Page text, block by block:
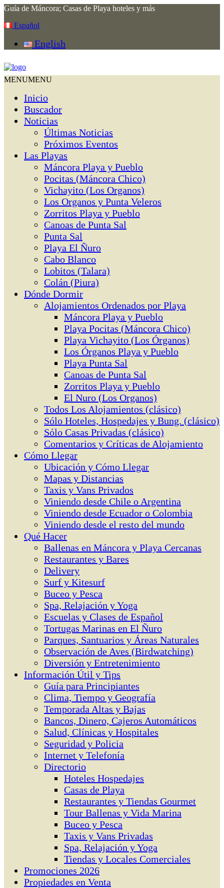
Guía de Máncora; Casas de Playa hoteles y más
Español
English
MENUMENU
Inicio
Buscador
Noticias
Últimas Noticias
Próximos Eventos
Las Playas
Máncora Playa y Pueblo
Pocitas (Máncora Chico)
Vichayito (Los Organos)
Los Organos y Punta Veleros
Zorritos Playa y Pueblo
Canoas de Punta Sal
Punta Sal
Playa El Ñuro
Cabo Blanco
Lobitos (Talara)
Colán (Piura)
Dónde Dormir
Alojamientos Ordenados por Playa
Máncora Playa y Pueblo
Playa Pocitas (Máncora Chico)
Playa Vichayito (Los Órganos)
Los Órganos Playa y Pueblo
Playa Punta Sal
Canoas de Punta Sal
Zorritos Playa y Pueblo
El Nuro (Los Organos)
Todos Los Alojamientos (clásico)
Sólo Hoteles, Hospedajes y Bung. (clásico)
Sólo Casas Privadas (clásico)
Comentarios y Críticas de Alojamiento
Cómo Llegar
Ubicación y Cómo Llegar
Mapas y Distancias
Taxis y Vans Privados
Viniendo desde Chile o Argentina
Viniendo desde Ecuador o Colombia
Viniendo desde el resto del mundo
Qué Hacer
Ballenas en Máncora y Playa Cercanas
Restaurantes y Bares
Delivery
Surf y Kitesurf
Buceo y Pesca
Spa, Relajación y Yoga
Escuelas y Clases de Español
Tortugas Marinas en El Ñuro
Parques, Santuarios y Áreas Naturales
Observación de Aves (Birdwatching)
Diversión y Entretenimiento
Información Útil y Tips
Guía para Principiantes
Clima, Tiempo y Geografía
Temporada Altas y Bajas
Bancos, Dinero, Cajeros Automáticos
Salud, Clínicas y Hospitales
Seguridad y Policia
Internet y Telefonía
Directorio
Hoteles Hospedajes
Casas de Playa
Restaurantes y Tiendas Gourmet
Tour Ballenas y Vida Marina
Buceo y Pesca
Taxis y Vans Privadas
Spa, Relajación y Yoga
Tiendas y Locales Comerciales
Promociones 2026
Propiedades en Venta